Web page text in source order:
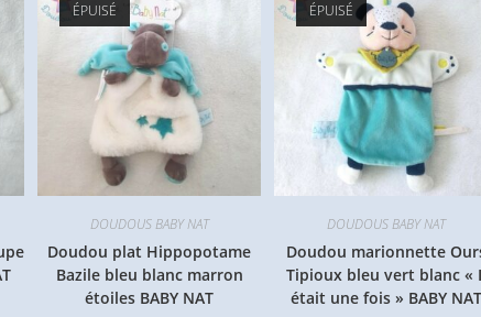
ÉPUISÉ
DOUDOUS BABY NAT
Doudou plat Hippopotame
Bazile bleu blanc marron
étoiles BABY NAT
ÉPUISÉ
DOUDOUS BABY NAT
Doudou marionnette
Tipioux bleu vert blanc «
était une fois » BABY NAT